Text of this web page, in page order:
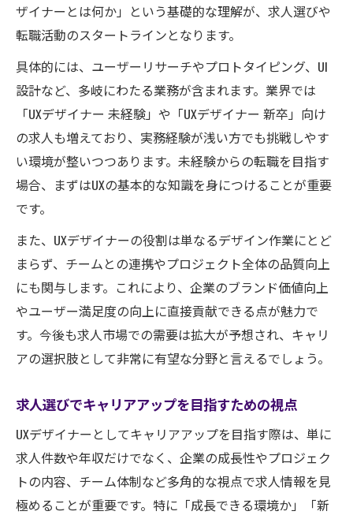
求人を比較してわかる未経験者の通過ライ
ン
UXデザイナーやめとけという意見の真相解
説
今注目の求人から探るUX職の将来性
求人動向で読み解くUXデザイナーの将来性
UI/UXデザイナーの求人が示す業界成長の理
由
UXデザイナー求人が注目される今後の市場
予測
求人情報比較で見えるUXデザイナーの安定
性
UXデザイナーの求人選びで失敗しない秘訣
ト
求人票から見抜くブラック求人の特徴
求人を比較して最適な職場環境を見極める
方法
UXデザイナー求人選びで後悔しないコツ
ザイナーとは何か」という基礎的な理解が、求人選びや
転職活動のスタートラインとなります。
具体的には、ユーザーリサーチやプロトタイピング、UI
設計など、多岐にわたる業務が含まれます。業界では
「UXデザイナー 未経験」や「UXデザイナー 新卒」向け
の求人も増えており、実務経験が浅い方でも挑戦しやす
い環境が整いつつあります。未経験からの転職を目指す
場合、まずはUXの基本的な知識を身につけることが重要
です。
また、UXデザイナーの役割は単なるデザイン作業にとど
まらず、チームとの連携やプロジェクト全体の品質向上
にも関与します。これにより、企業のブランド価値向上
やユーザー満足度の向上に直接貢献できる点が魅力で
す。今後も求人市場での需要は拡大が予想され、キャリ
アの選択肢として非常に有望な分野と言えるでしょう。
求人選びでキャリアアップを目指すための視点
UXデザイナーとしてキャリアアップを目指す際は、単に
求人件数や年収だけでなく、企業の成長性やプロジェク
トの内容、チーム体制など多角的な視点で求人情報を見
極めることが重要です。特に「成長できる環境か」「新